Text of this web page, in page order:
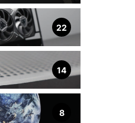
22
14
8